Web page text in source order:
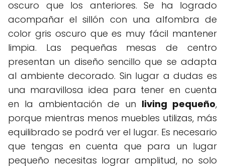
oscuro que los anteriores. Se ha logrado
acompañar el sillón con una alfombra de
color gris oscuro que es muy fácil mantener
limpia. Las pequeñas mesas de centro
presentan un diseño sencillo que se adapta
al ambiente decorado. Sin lugar a dudas es
una maravillosa idea para tener en cuenta
en la ambientación de un living pequeño,
porque mientras menos muebles utilizas, más
equilibrado se podrá ver el lugar. Es necesario
que tengas en cuenta que para un lugar
pequeño necesitas lograr amplitud, no solo